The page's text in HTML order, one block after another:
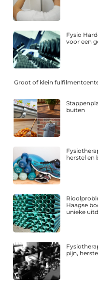
Fysio
voor een
Groot of klein
buiten
herstel en
Haagse
unieke
pijn,